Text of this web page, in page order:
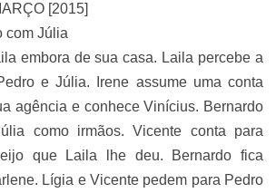
[2015]
com Júlia
embora de sua casa. Laila percebe a
e Júlia. Irene assume uma conta
agência e conhece Vinícius. Bernardo
como irmãos. Vicente conta para
que Laila lhe deu. Bernardo fica
Lígia e Vicente pedem para Pedro